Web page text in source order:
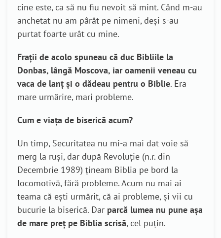
cine este, ca să nu fiu nevoit să mint. Când m-au
anchetat nu am pârât pe nimeni, deși s-au
purtat foarte urât cu mine.
Frații de acolo spuneau că duc Bibliile la
Donbas, lângă Moscova, iar oamenii veneau cu
vaca de lanț și o dădeau pentru o Biblie. Era
mare urmărire, mari probleme.
Cum e viața de biserică acum?
Un timp, Securitatea nu mi-a mai dat voie să
merg la ruși, dar după Revoluție (n.r. din
Decembrie 1989) țineam Biblia pe bord la
locomotivă, fără probleme. Acum nu mai ai
teama că ești urmărit, că ai probleme, și vii cu
bucurie la biserică. Dar parcă lumea nu pune așa
de mare preț pe Biblia scrisă, cel puțin.